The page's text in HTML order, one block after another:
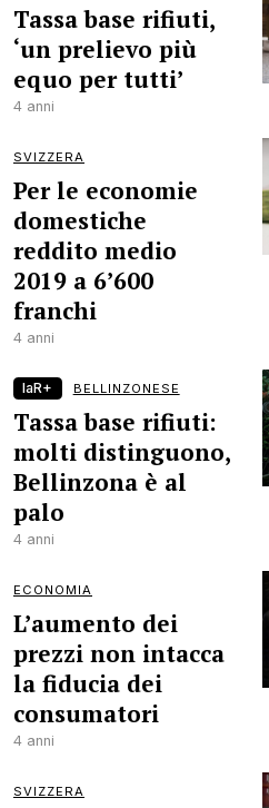
Tassa base rifiuti,
‘un prelievo più
equo per tutti’
4 anni
SVIZZERA
Per le economie
domestiche
reddito medio
2019 a 6’600
franchi
4 anni
laR+ BELLINZONESE
Tassa base rifiuti:
molti distinguono,
Bellinzona è al
palo
4 anni
ECONOMIA
L’aumento dei
prezzi non intacca
la fiducia dei
consumatori
4 anni
SVIZZERA